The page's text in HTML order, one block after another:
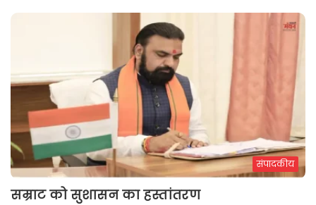
संपादकीय
सम्राट को सुशासन का हस्तांतरण